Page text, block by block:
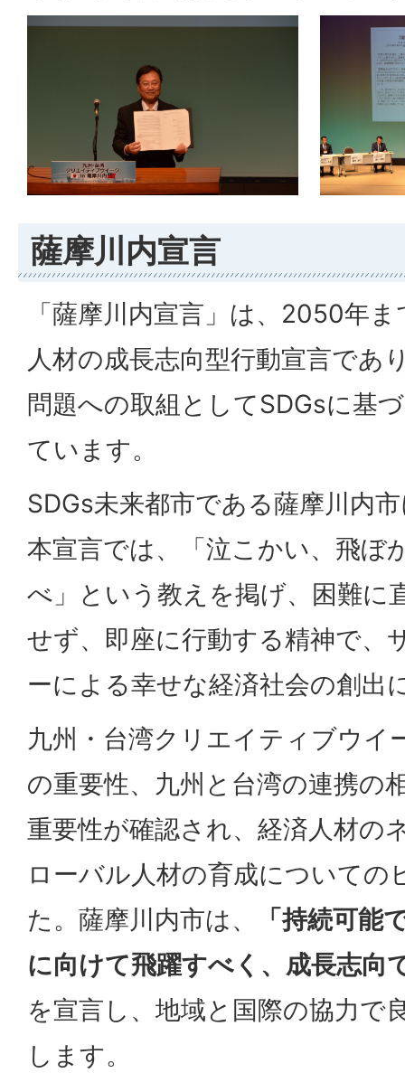
薩摩川内宣言
「薩摩川内宣言」は、2050年
人材の成長志向型行動宣言であ
問題への取組としてSDGsに基
ています。
SDGs未来都市である薩摩川内
本宣言では、「泣こかい、飛ぼ
べ」という教えを掲げ、困難に
せず、即座に行動する精神で、
ーによる幸せな経済社会の創出
九州・台湾クリエイティブウイ
の重要性、九州と台湾の連携の
重要性が確認され、経済人材の
ローバル人材の育成についての
た。薩摩川内市は、
「持続可能
に向けて飛躍すべく、成長志向
を宣言し、地域と国際の協力で
します。